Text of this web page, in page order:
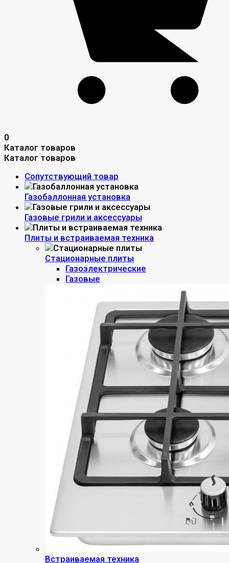
0
Каталог товаров
Каталог товаров
Сопутствующий товар
Газобаллонная установка
Газовые грили и аксессуары
Плиты и встраиваемая техника
Стационарные плиты
Газоэлектрические
Газовые
Встраиваемая техника